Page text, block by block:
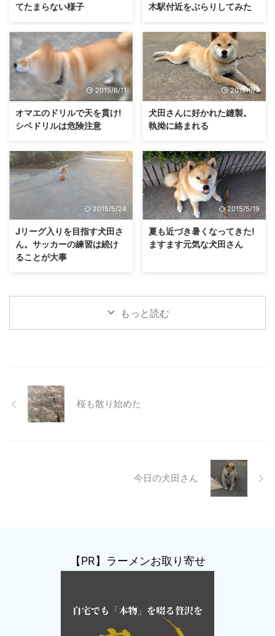
てたまらない様子
木駅付近をぶらりしてみた
2015/6/11
オマエのドリルで天を貫け!
シベドリルは危険注意
2015/6/4
犬田さんに好かれた縫製。
執拗に絡まれる
2015/5/24
Jリーグ入りを目指す犬田さ
ん。サッカーの練習は続け
ることが大事
2015/5/19
夏も近づき暑くなってきた!
ますます元気な犬田さん
もっと読む
桜も散り始めた
今日の犬田さん
【PR】ラーメンお取り寄せ